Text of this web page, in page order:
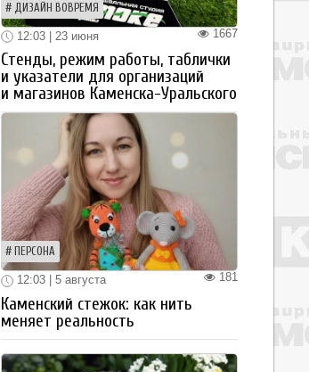
ДИЗАЙН ВОВРЕМЯ
1667
12:03 | 23 июня
Стенды, режим работы, таблички
и указатели для организаций
и магазинов Каменска-Уральского
ПЕРСОНА
181
12:03 | 5 августа
Каменский стежок: как нить
меняет реальность